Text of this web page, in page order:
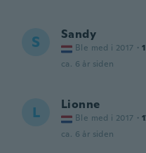
S Sandy
Ble med i 2017 · 1
ca. 6 år siden
L Lionne
Ble med i 2017 ·
ca. 6 år siden